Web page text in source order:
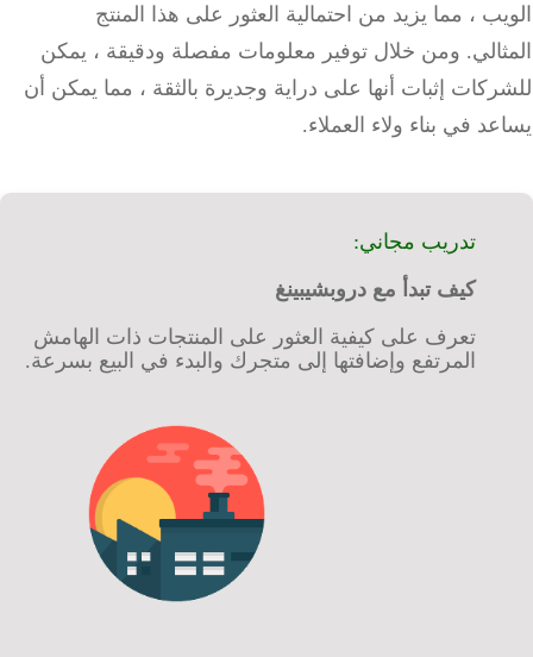
، مما يزيد من احتمالية العثور على هذا المنتج
ومن خلال توفير معلومات مفصلة ودقيقة ، يمكن
إثبات أنها على دراية وجديرة بالثقة ، مما يمكن أن
في بناء ولاء العملاء.
تدريب مجاني:
كيف تبدأ مع دروبشيبينغ
تعرف على كيفية العثور على المنتجات ذات الهامش
المرتفع وإضافتها إلى متجرك والبدء في البيع بسرعة.